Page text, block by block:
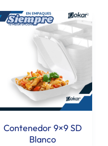
Contenedor 9×9 SD
Blanco